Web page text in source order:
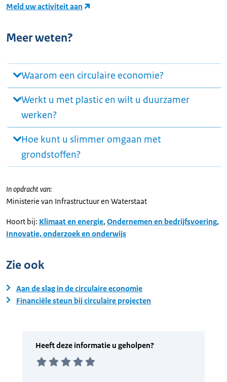
Meld uw activiteit aan
Meer weten?
Waarom een circulaire economie?
Werkt u met plastic en wilt u duurzamer
werken?
Hoe kunt u slimmer omgaan met
grondstoffen?
In opdracht van:
Ministerie van Infrastructuur en Waterstaat
Hoort bij: Klimaat en energie, Ondernemen en bedrijfsvoering,
Innovatie, onderzoek en onderwijs
Zie ook
Aan de slag in de circulaire economie
Financiële steun bij circulaire projecten